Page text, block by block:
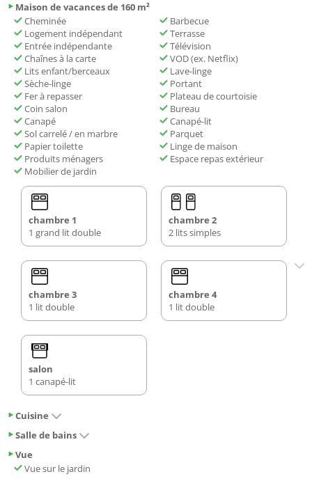
Maison de vacances de 160 m²
Cheminée
Barbecue
Logement indépendant
Terrasse
Entrée indépendante
Télévision
Chaînes à la carte
VOD (ex. Netflix)
Lits enfant/berceaux
Lave-linge
Sèche-linge
Portant
Fer à repasser
Plateau de courtoisie
Coin salon
Bureau
Canapé
Canapé-lit
Sol carrelé / en marbre
Parquet
Papier toilette
Linge de maison
Produits ménagers
Espace repas extérieur
Mobilier de jardin
chambre 1
1 grand lit double
chambre 2
2 lits simples
chambre 3
1 lit double
chambre 4
1 lit double
salon
1 canapé-lit
Cuisine
Salle de bains
Vue
Vue sur le jardin